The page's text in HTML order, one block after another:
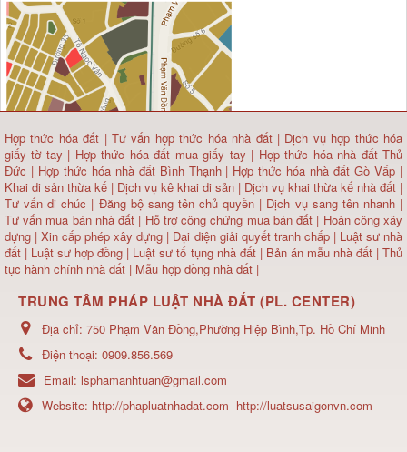
Hợp thức hóa đất |Tư vấn hợp thức hóa nhà đất| Dịch vụ hợp thức hóa
giấy tờ tay | Hợp thức hóa đất mua giấy tay | Hợp thức hóa nhà đất Thủ
Đức | Hợp thức hóa nhà đất Bình Thạnh | Hợp thức hóa nhà đất Gò Vấp |
Khai di sản thừa kế | Dịch vụ kê khai di sản | Dịch vụ khai thừa kế nhà đất |
Tư vấn di chúc | Đăng bộ sang tên chủ quyền | Dịch vụ sang tên nhanh |
Tư vấn mua bán nhà đất | Hỗ trợ công chứng mua bán đất | Hoàn công xây
dựng | Xin cấp phép xây dựng |Đại diện giải quyết tranh chấp | Luật sư nhà
đất | Luật sư hợp đồng | Luật sư tố tụng nhà đất | Bản án mẫu nhà đất|Thủ
tục hành chính nhà đất | Mẫu hợp đồng nhà đất |
TRUNG TÂM PHÁP LUẬT NHÀ ĐẤT (PL. CENTER)
Địa chỉ: 750 Phạm Văn Đồng,Phường Hiệp Bình,Tp. Hồ Chí Minh
Điện thoại: 0909.856.569
Email: lsphamanhtuan@gmail.com
Website: http://phapluatnhadat.com http://luatsusaigonvn.com